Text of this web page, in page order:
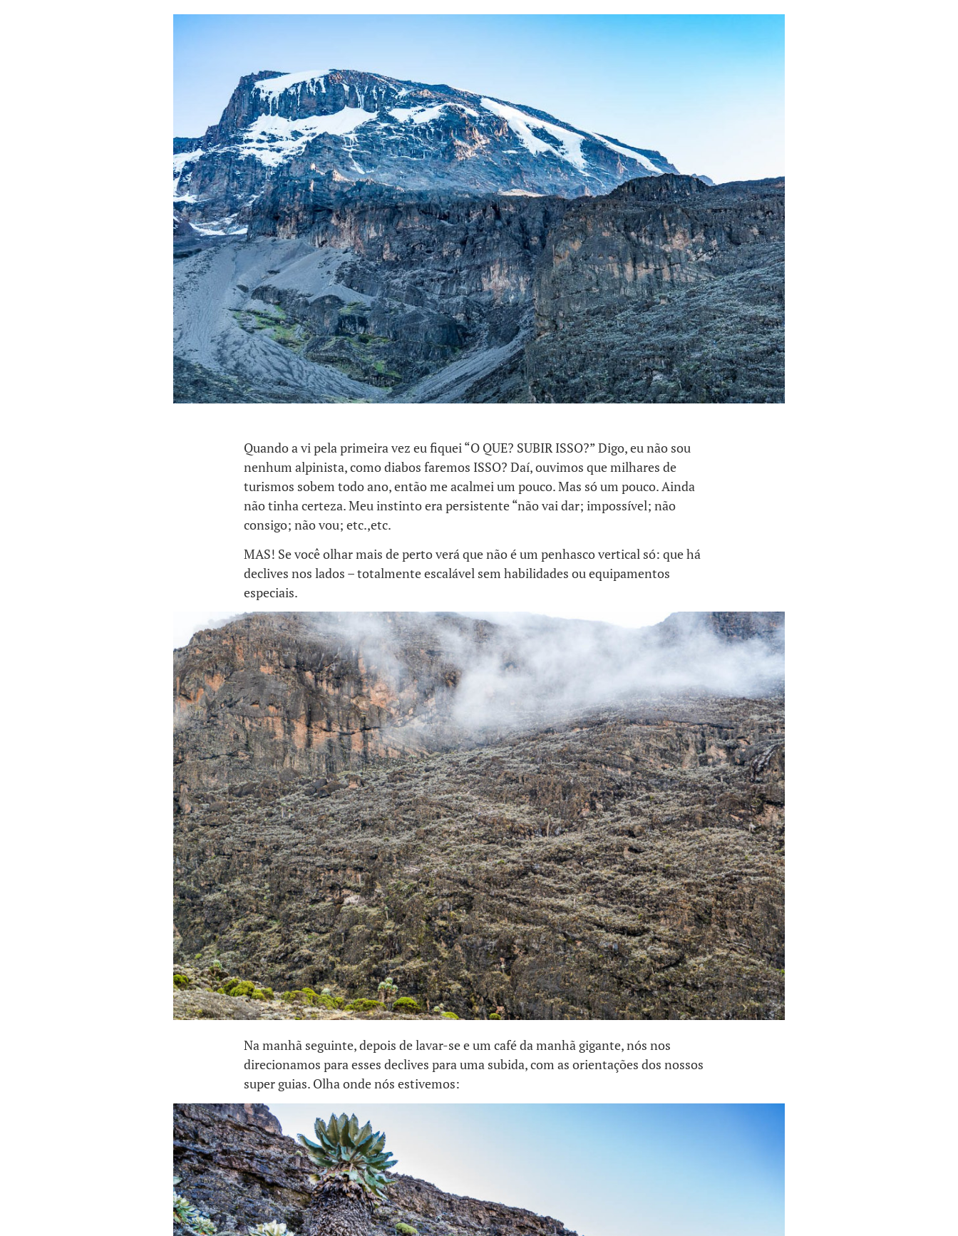
Quando a vi pela primeira vez eu fiquei “O QUE? SUBIR ISSO?” Digo, eu não sou
nenhum alpinista, como diabos faremos ISSO? Daí, ouvimos que milhares de
turismos sobem todo ano, então me acalmei um pouco. Mas só um pouco. Ainda
não tinha certeza. Meu instinto era persistente “não vai dar; impossível; não
consigo; não vou; etc.,etc.
MAS! Se você olhar mais de perto verá que não é um penhasco vertical só: que há
declives nos lados – totalmente escalável sem habilidades ou equipamentos
especiais.
Na manhã seguinte, depois de lavar-se e um café da manhã gigante, nós nos
direcionamos para esses declives para uma subida, com as orientações dos nossos
super guias. Olha onde nós estivemos: